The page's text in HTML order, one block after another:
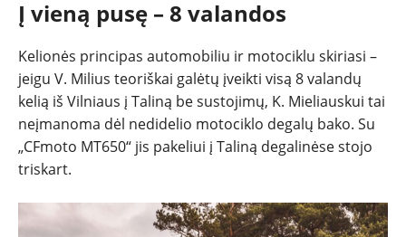
Į vieną pusę – 8 valandos
Kelionės principas automobiliu ir motociklu skiriasi –
jeigu V. Milius teoriškai galėtų įveikti visą 8 valandų
kelią iš Vilniaus į Taliną be sustojimų, K. Mieliauskui tai
neįmanoma dėl nedidelio motociklo degalų bako. Su
„CFmoto MT650“ jis pakeliui į Taliną degalinėse stojo
triskart.